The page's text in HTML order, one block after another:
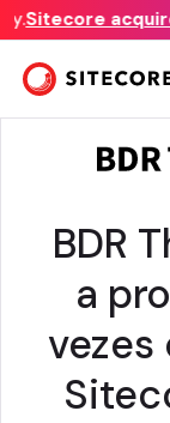
Sitecore
BDR
a